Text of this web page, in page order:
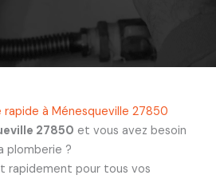
à Ménesqueville 27850
27850 et vous avez besoin
plomberie ?
rapidement pour tous vos